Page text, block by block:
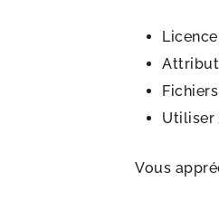
Fichiers
Utiliser
Vous